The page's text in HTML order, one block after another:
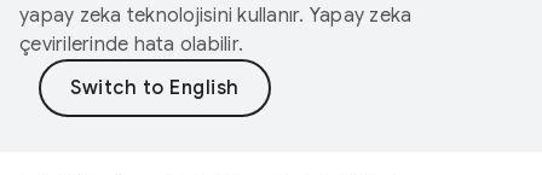
yapay zeka teknolojisini kullanır. Yapay zeka
çevirilerinde hata olabilir.